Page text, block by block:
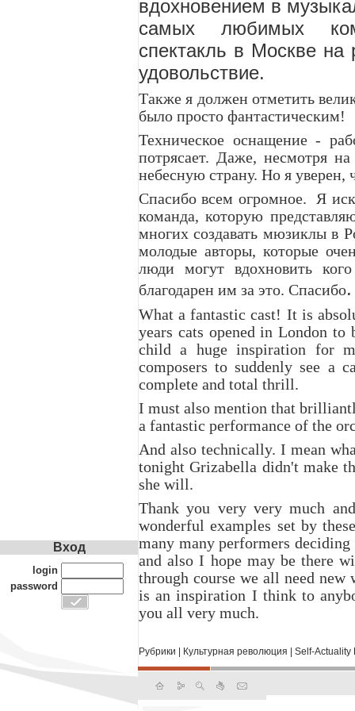
вдохновением в
самых любимых
спектакль в Москве на
удовольствие.
Также я должен отметить
было просто фантастическим!
Техническое оснащение -
потрясает. Даже, несмотря
небесную страну. Но я уверен,
Спасибо всем огромное. Я
команда, которую
многих создавать мюзиклы в
молодые авторы, которые
люди могут вдохновить
благодарен им за это. Спасибо.
What a fantastic cast! It is
years cats opened in London
child a huge inspiration for
composers to suddenly see a
complete and total thrill.
I must also mention that
a fantastic performance of the
And also technically. I mean
tonight Grizabella didn't make
she will.
Thank you very very much
wonderful examples set by
many many performers
and also I hope may be there
through course we all need
is an inspiration I think to
you all very much.
Рубрики Культурная революция Self-Actuality
Вход
login
password